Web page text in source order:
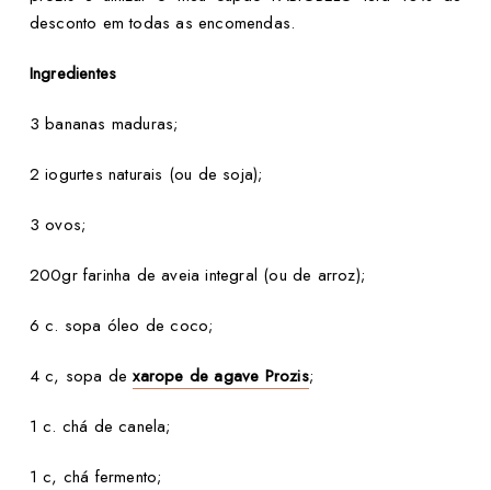
desconto em todas as encomendas.
Ingredientes
3 bananas maduras;
2 iogurtes naturais (ou de soja);
3 ovos;
200gr farinha de aveia integral (ou de arroz);
6 c. sopa óleo de coco;
4 c, sopa dexarope de agave Prozis;
1 c. chá de canela;
1 c, chá fermento;